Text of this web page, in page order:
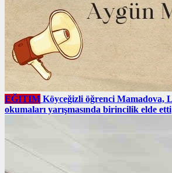
EĞITIM Köyceğizli öğrenci Mamadova,
okumaları yarışmasında birincilik elde etti